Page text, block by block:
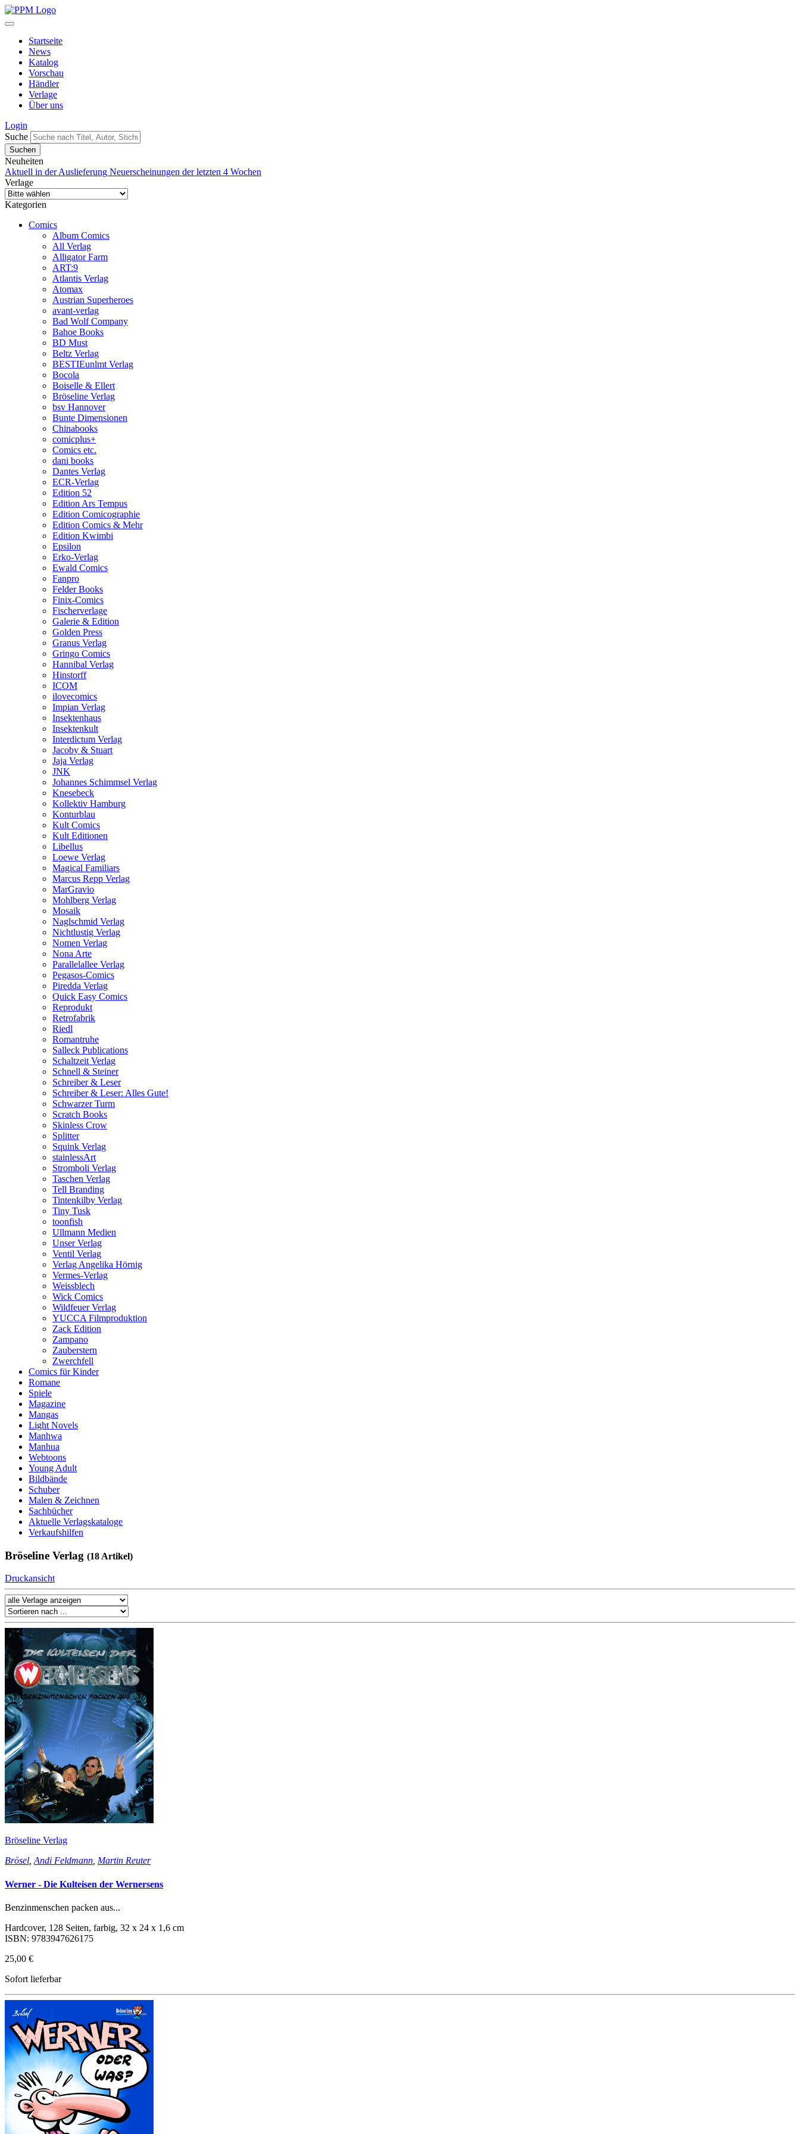
Startseite
News
Katalog
Vorschau
Händler
Verlage
Über uns
Login
Suche
Neuheiten
Aktuell in der Auslieferung Neuerscheinungen der letzten 4 Wochen
Verlage
Kategorien
Comics
Album Comics
All Verlag
Alligator Farm
ART:9
Atlantis Verlag
Atomax
Austrian Superheroes
avant-verlag
Bad Wolf Company
Bahoe Books
BD Must
Beltz Verlag
BESTIEunlmt Verlag
Bocola
Boiselle & Ellert
Bröseline Verlag
bsv Hannover
Bunte Dimensionen
Chinabooks
comicplus+
Comics etc.
dani books
Dantes Verlag
ECR-Verlag
Edition 52
Edition Ars Tempus
Edition Comicographie
Edition Comics & Mehr
Edition Kwimbi
Epsilon
Erko-Verlag
Ewald Comics
Fanpro
Felder Books
Finix-Comics
Fischerverlage
Galerie & Edition
Golden Press
Granus Verlag
Gringo Comics
Hannibal Verlag
Hinstorff
ICOM
ilovecomics
Impian Verlag
Insektenhaus
Insektenkult
Interdictum Verlag
Jacoby & Stuart
Jaja Verlag
JNK
Johannes Schimmsel Verlag
Knesebeck
Kollektiv Hamburg
Konturblau
Kult Comics
Kult Editionen
Libellus
Loewe Verlag
Magical Familiars
Marcus Repp Verlag
MarGravio
Mohlberg Verlag
Mosaik
Naglschmid Verlag
Nichtlustig Verlag
Nomen Verlag
Nona Arte
Parallelallee Verlag
Pegasos-Comics
Piredda Verlag
Quick Easy Comics
Reprodukt
Retrofabrik
Riedl
Romantruhe
Salleck Publications
Schaltzeit Verlag
Schnell & Steiner
Schreiber & Leser
Schreiber & Leser: Alles Gute!
Schwarzer Turm
Scratch Books
Skinless Crow
Splitter
Squink Verlag
stainlessArt
Stromboli Verlag
Taschen Verlag
Tell Branding
Tintenkilby Verlag
Tiny Tusk
toonfish
Ullmann Medien
Unser Verlag
Ventil Verlag
Verlag Angelika Hörnig
Vermes-Verlag
Weissblech
Wick Comics
Wildfeuer Verlag
YUCCA Filmproduktion
Zack Edition
Zampano
Zauberstern
Zwerchfell
Comics für Kinder
Romane
Spiele
Magazine
Mangas
Light Novels
Manhwa
Manhua
Webtoons
Young Adult
Bildbände
Schuber
Malen & Zeichnen
Sachbücher
Aktuelle Verlagskataloge
Verkaufshilfen
Bröseline Verlag (18 Artikel)
Druckansicht
Bröseline Verlag
Brösel,Andi Feldmann, Martin Reuter
Werner - Die Kulteisen der Wernersens
Benzinmenschen packen aus...
Hardcover, 128 Seiten, farbig, 32 x 24 x 1,6 cm
ISBN: 9783947626175
25,00 €
Sofort lieferbar